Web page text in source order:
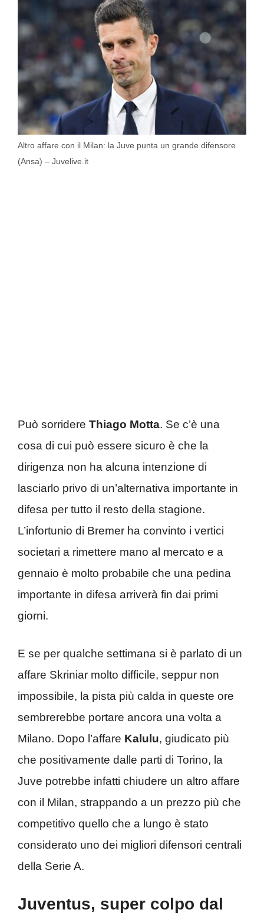
Altro affare con il Milan: la Juve punta un grande difensore
(Ansa) – Juvelive.it
Può sorridere Thiago Motta. Se c’è una
cosa di cui può essere sicuro è che la
dirigenza non ha alcuna intenzione di
lasciarlo privo di un’alternativa importante in
difesa per tutto il resto della stagione.
L’infortunio di Bremer ha convinto i vertici
societari a rimettere mano al mercato e a
gennaio è molto probabile che una pedina
importante in difesa arriverà fin dai primi
giorni.
E se per qualche settimana si è parlato di un
affare Skriniar molto difficile, seppur non
impossibile, la pista più calda in queste ore
sembrerebbe portare ancora una volta a
Milano. Dopo l’affare Kalulu, giudicato più
che positivamente dalle parti di Torino, la
Juve potrebbe infatti chiudere un altro affare
con il Milan, strappando a un prezzo più che
competitivo quello che a lungo è stato
considerato uno dei migliori difensori centrali
della Serie A.
Juventus, super colpo dal